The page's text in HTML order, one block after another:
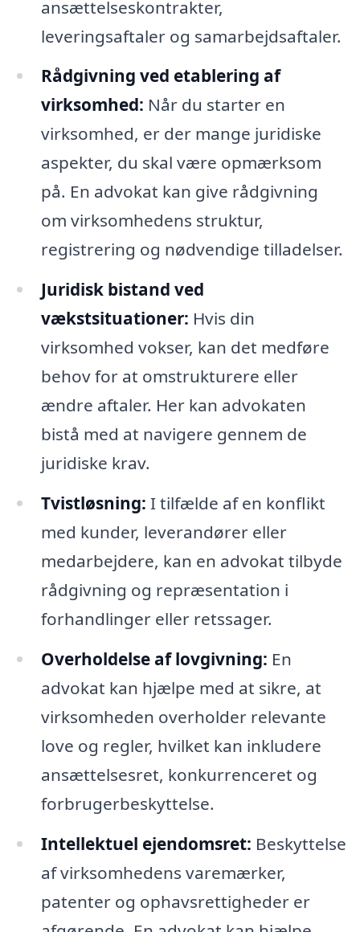
ansættelseskontrakter,
leveringsaftaler og samarbejdsaftaler.
Rådgivning ved etablering af
virksomhed: Når du starter en
virksomhed, er der mange juridiske
aspekter, du skal være opmærksom
på. En advokat kan give rådgivning
om virksomhedens struktur,
registrering og nødvendige tilladelser.
Juridisk bistand ved
vækstsituationer: Hvis din
virksomhed vokser, kan det medføre
behov for at omstrukturere eller
ændre aftaler. Her kan advokaten
bistå med at navigere gennem de
juridiske krav.
Tvistløsning: I tilfælde af en konflikt
med kunder, leverandører eller
medarbejdere, kan en advokat tilbyde
rådgivning og repræsentation i
forhandlinger eller retssager.
Overholdelse af lovgivning: En
advokat kan hjælpe med at sikre, at
virksomheden overholder relevante
love og regler, hvilket kan inkludere
ansættelsesret, konkurrenceret og
forbrugerbeskyttelse.
Intellektuel ejendomsret: Beskyttelse
af virksomhedens varemærker,
patenter og ophavsrettigheder er